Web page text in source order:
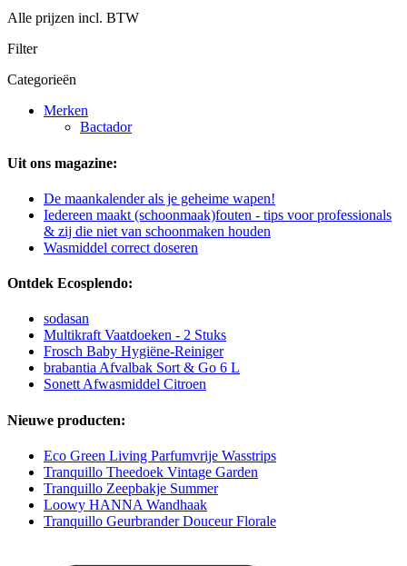
Alle prijzen incl. BTW
Filter
Categorieën
Merken
Bactador
Uit ons magazine:
De maankalender als je geheime wapen!
Iedereen maakt (schoonmaak)fouten - tips voor professionals
& zij die niet van schoonmaken houden
Wasmiddel correct doseren
Ontdek Ecosplendo:
sodasan
Multikraft Vaatdoeken - 2 Stuks
Frosch Baby Hygiëne-Reiniger
brabantia Afvalbak Sort & Go 6 L
Sonett Afwasmiddel Citroen
Nieuwe producten:
Eco Green Living Parfumvrije Wasstrips
Tranquillo Theedoek Vintage Garden
Tranquillo Zeepbakje Summer
Loowy HANNA Wandhaak
Tranquillo Geurbrander Douceur Florale